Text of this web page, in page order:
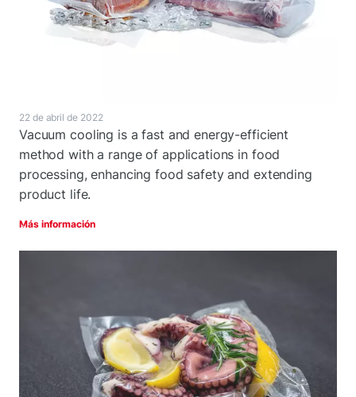
22 de abril de 2022
Vacuum cooling is a fast and energy-efficient
method with a range of applications in food
processing, enhancing food safety and extending
product life.
Más información